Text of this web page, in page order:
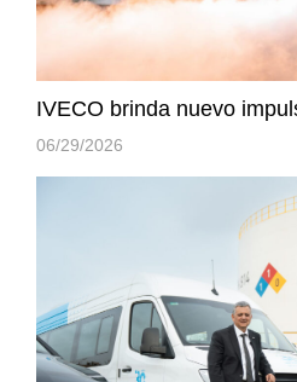
IVECO brinda nuevo
06/29/2026